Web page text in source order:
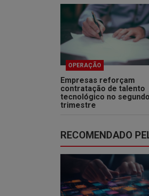
OPERAÇÃO
Empresas reforçam
contratação de talento
tecnológico no segundo
trimestre
RECOMENDADO